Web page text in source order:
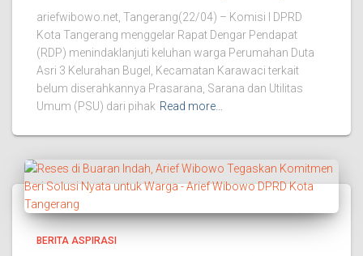
ariefwibowo.net, Tangerang(22/04) – Komisi I DPRD
Kota Tangerang menggelar Rapat Dengar Pendapat
(RDP) menindaklanjuti keluhan warga Perumahan Duta
Asri 3 Kelurahan Bugel, Kecamatan Karawaci terkait
belum diserahkannya Prasarana, Sarana dan Utilitas
Umum (PSU) dari pihak Read more…
BERITA ASPIRASI